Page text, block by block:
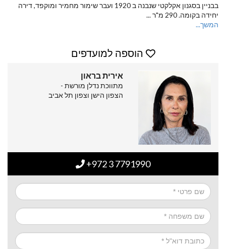
בבניין בסגנון אקלקטי שנבנה ב 1920 ועבר שימור מחמיר ומוקפד, דירה
יחידה בקומה. 290 מ"ר
...
המשך...
הוספה למועדפים
אירית בראון
מתווכת נדלן מורשת -
הצפון הישן וצפון תל אביב
+972 3 7791990